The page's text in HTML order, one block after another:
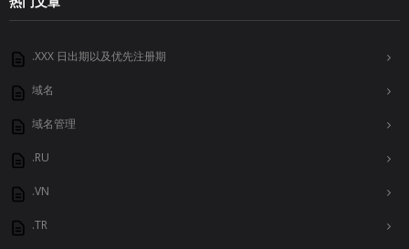
.XXX 日出期以及优先注册期
域名
域名管理
.RU
.VN
.TR